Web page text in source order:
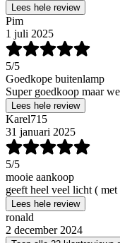
Lees hele review
Pim
1 juli 2025
5/5
Goedkope buitenlamp
Super goedkoop maar
Lees hele review
Karel715
31 januari 2025
5/5
mooie aankoop
geeft heel veel licht (
Lees hele review
ronald
2 december 2024